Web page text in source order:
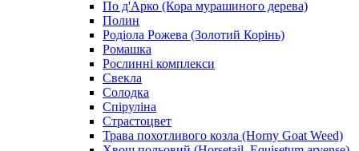
По д'Арко (Кора мурашиного дерева)
Полин
Родіола Рожева (Золотий Корінь)
Ромашка
Рослинні комплекси
Свекла
Солодка
Спіруліна
Страстоцвет
Трава похотливого козла (Horny Goat Weed)